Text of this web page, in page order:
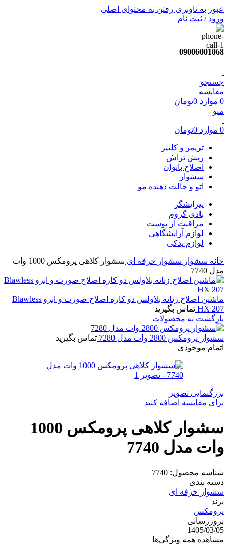
عبور به ناوبری رفتن به محتوای اصلی
ورود / ثبت نام
09006001068
جستجو
مقایسه
0 موارد 0تومان
منو
0 موارد 0تومان
تریمر و کلیپر
ریش تراش
اصلاح بانوان
سشوار
اتو و حالت دهنده مو
پیرایشگر
بادی گروم
مراقبت از پوست
لوازم آرایشگاهی
لوازم یدکی
خانه سشوار سشوار حرفه ای
سشوار کلاهی پرومکس 1000 وات
مدل 7740
ماشین اصلاح زنانه بلاولس دو کاره اصلاح صورت و ابرو Blawless
HX 207 تماس بگیرید
بازگشت به محصولات
سشوار پرومکس 2800 وات مدل 7280
تماس بگیرید
اتمام موجودی
بزرگنمایی تصویر
برای مقایسه اضافه کنید
سشوار کلاهی پرومکس 1000
وات مدل 7740
شناسه محصول: 7740
دسته بندی
سشوار حرفه ای
برند
پرومکس
بروزرسانی
1405/03/05
مشاهده همه ویژگی‌ها